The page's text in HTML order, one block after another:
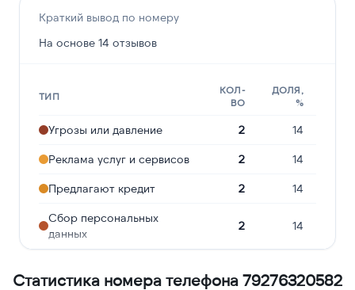
Краткий вывод по номеру
На основе 14 отзывов
ТИП
КОЛ-
ВО
ДОЛЯ,
%
Угрозы или давление 2 14
Реклама услуг и сервисов 2 14
Предлагают кредит 2 14
Сбор персональных
данных
2 14
Статистика номера телефона 79276320582